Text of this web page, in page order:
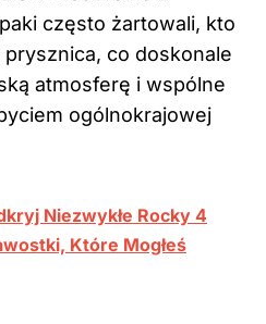
często żartowali, kto
prysznica, co doskonale
atmosferę i wspólne
ogólnokrajowej
Niezwykłe Rocky 4
Które Mogłeś